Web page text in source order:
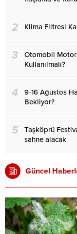
2 Klima Filtresi
3
Otomobil Motor
Kullanılmalı?
4
9-16 Ağustos
Bekliyor?
5
Taşköprü
sahne alacak
Güncel